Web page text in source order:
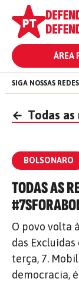
ÁREA
SIGA NOSSAS REDES
← Todas
BOLSONARO
TODAS AS
O povo volta
das
terça, 7.
democracia,